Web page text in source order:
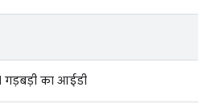
गड़बड़ी का आईडी